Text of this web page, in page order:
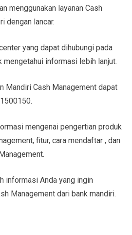
menggunakan layanan Cash
dengan lancar.
yang dapat dihubungi pada
mengetahui informasi lebih lanjut.
Mandiri Cash Management dapat
mengenai pengertian produk
fitur, cara mendaftar , dan
informasi Anda yang ingin
Management dari bank mandiri.